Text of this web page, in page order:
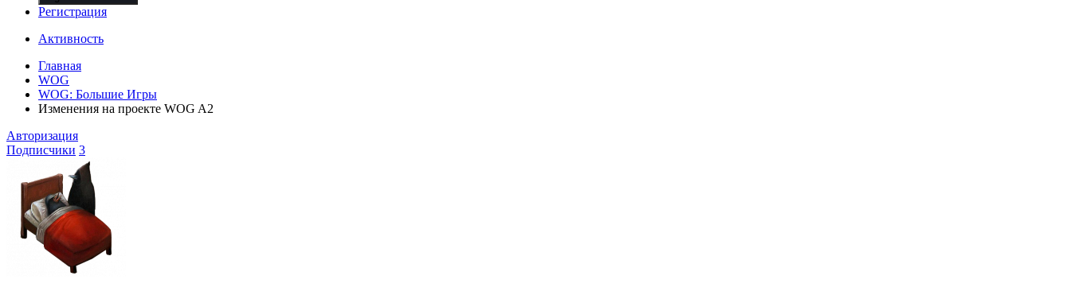
Регистрация
Активность
Главная
WOG
WOG: Большие Игры
Изменения на проекте WOG A2
Авторизация
Подписчики 3